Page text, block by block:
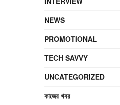
NEWS
PROMOTIONAL
TECH SAVVY
UNCATEGORIZED
কাজের খবর